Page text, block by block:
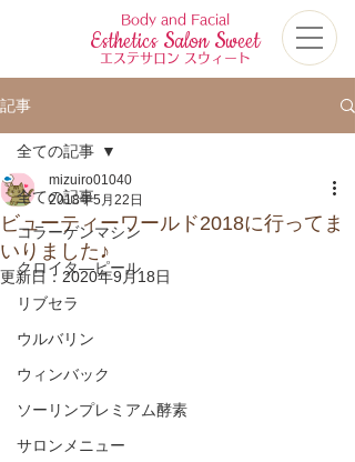
Body and Facial
Esthetics Salon Sweet
エステサロン スウィート
記事
全ての記事
コラーゲンマシン
クロイタ―ピール
リブセラ
ウルバリン
ウィンバック
ソーリンプレミアム酵素
サロンメニュー
全ての記事
ビューティーワールド2018に行ってま
いりました♪
mizuiro01040
2018年5月22日
更新日： 2020年9月18日